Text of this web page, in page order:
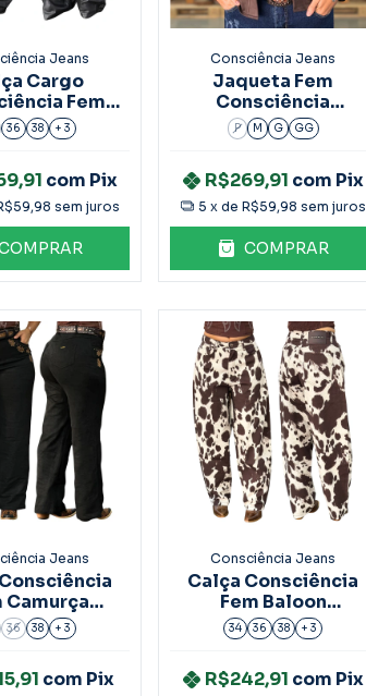
Jeans
Cargo
Fem
Faca Preto
36 38 + 3
com Pix
sem juros
Consciência Jeans
Jaqueta Fem
Consciência
Camurça e Pu
Marrom 90603
P M G GG
R$269,91 com Pix
5 x de R$59,98 sem juros
COMPRAR
Jeans
Camurça
Preto
36 38 + 3
com Pix
Consciência Jeans
Calça Consciência
Fem Baloon
Estampa Vaca
25606
34 36 38 + 3
R$242,91 com Pix